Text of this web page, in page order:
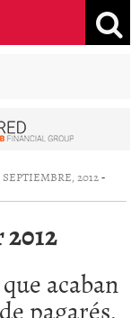
SEPTIEMBRE, 2012-
acaban
pagarés,